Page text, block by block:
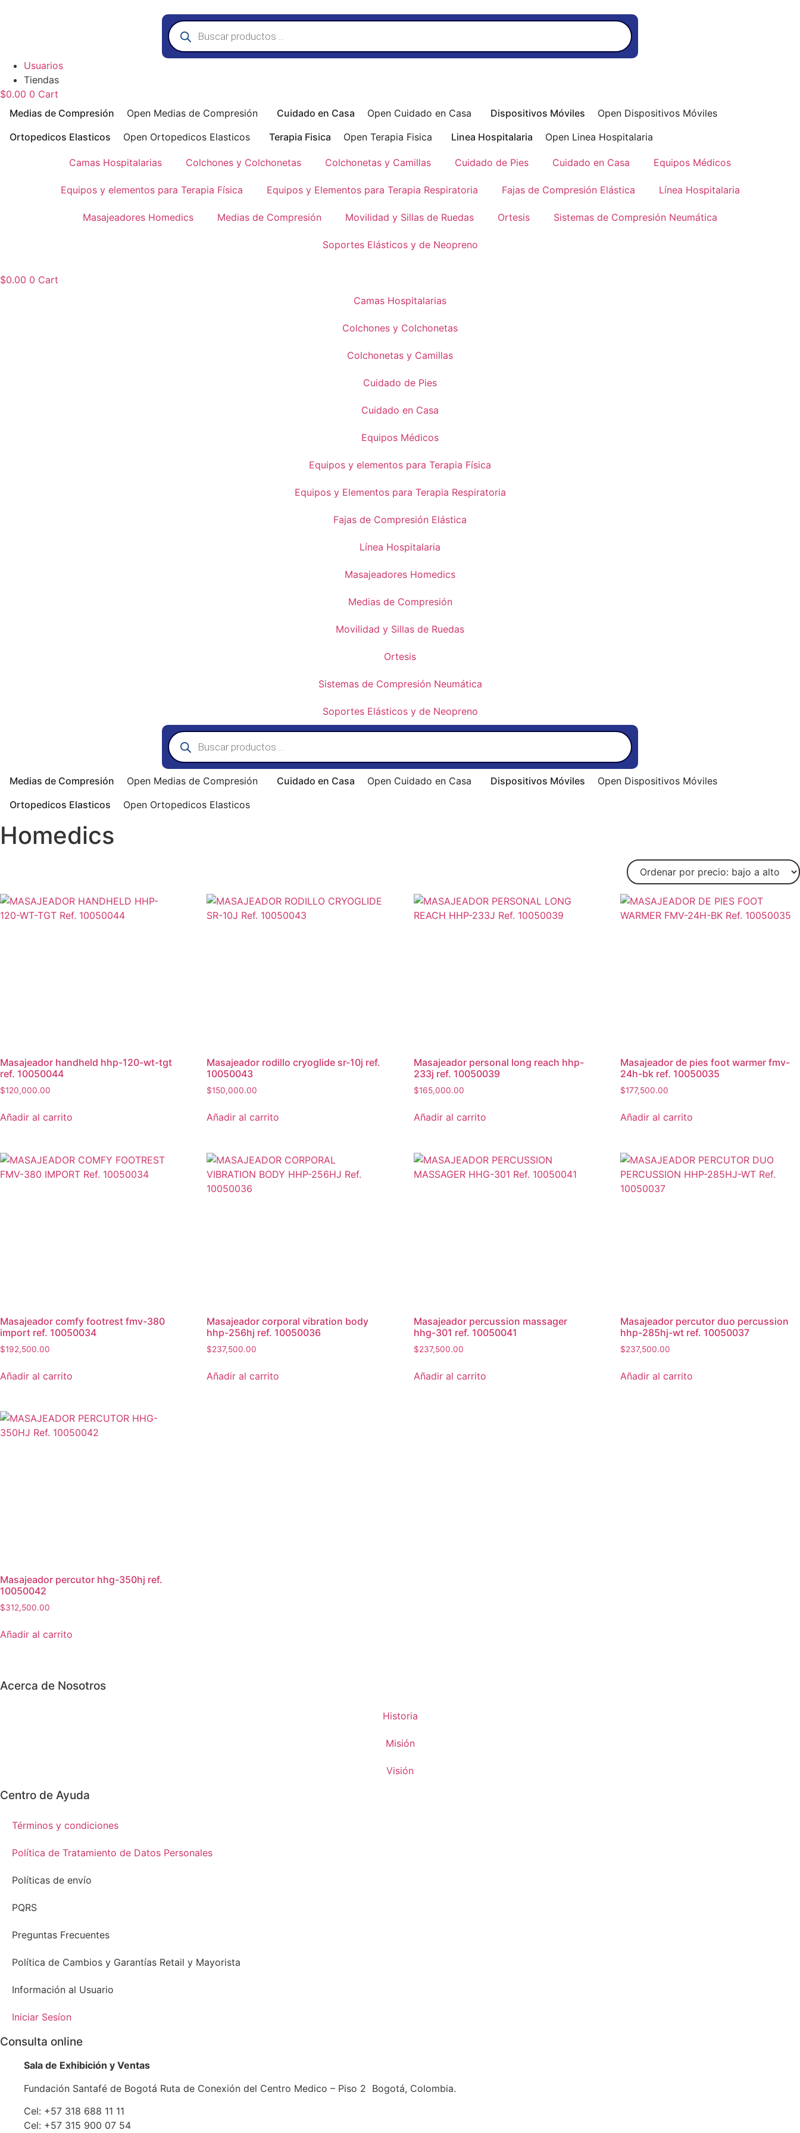
Búsqueda
de
productos
Usuarios
Tiendas
$0.00 0 Cart
Medias de Compresión
Open Medias de Compresión Cuidado en Casa Open Cuidado en Casa Dispositivos Móviles
Open Dispositivos Móviles
Ortopedicos Elasticos
Open Ortopedicos Elasticos Terapia Fisica Open Terapia Fisica Linea Hospitalaria Open Linea Hospitalaria
Camas Hospitalarias Colchones y Colchonetas Colchonetas y Camillas Cuidado de Pies Cuidado en Casa Equipos Médicos
Equipos y elementos para Terapia Física Equipos y Elementos para Terapia Respiratoria Fajas de Compresión Elástica Línea Hospitalaria
Masajeadores Homedics Medias de Compresión Movilidad y Sillas de Ruedas Ortesis Sistemas de Compresión Neumática
Soportes Elásticos y de Neopreno
$0.00 0 Cart
Camas Hospitalarias
Colchones y Colchonetas
Colchonetas y Camillas
Cuidado de Pies
Cuidado en Casa
Equipos Médicos
Equipos y elementos para Terapia Física
Equipos y Elementos para Terapia Respiratoria
Fajas de Compresión Elástica
Línea Hospitalaria
Masajeadores Homedics
Medias de Compresión
Movilidad y Sillas de Ruedas
Ortesis
Sistemas de Compresión Neumática
Soportes Elásticos y de Neopreno
Búsqueda
de
productos
Medias de Compresión Open Medias de Compresión Cuidado en Casa Open Cuidado en Casa Dispositivos Móviles
Open Dispositivos Móviles
Ortopedicos Elasticos
Open Ortopedicos Elasticos
Homedics
masajeador handheld hhp-120-wt-tgt
ref. 10050044
$120,000.00
Añadir al carrito
masajeador rodillo cryoglide sr-10j ref.
10050043
$150,000.00
Añadir al carrito
masajeador personal long reach hhp-
233j ref. 10050039
$165,000.00
Añadir al carrito
masajeador de pies foot warmer fmv-
24h-bk ref. 10050035
$177,500.00
Añadir al carrito
masajeador comfy footrest fmv-380
import ref. 10050034
$192,500.00
Añadir al carrito
masajeador corporal vibration body
hhp-256hj ref. 10050036
$237,500.00
Añadir al carrito
masajeador percussion massager
hhg-301 ref. 10050041
$237,500.00
Añadir al carrito
masajeador percutor duo percussion
hhp-285hj-wt ref. 10050037
$237,500.00
Añadir al carrito
masajeador percutor hhg-350hj ref.
10050042
$312,500.00
Añadir al carrito
Acerca de Nosotros
Historia
Misión
Visión
Centro de Ayuda
Términos y condiciones
Política de Tratamiento de Datos Personales
Políticas de envío
PQRS
Preguntas Frecuentes
Política de Cambios y Garantías Retail y Mayorista
Información al Usuario
Iniciar Sesíon
Consulta online
Sala de Exhibición y Ventas
Fundación Santafé de Bogotá Ruta de Conexión del Centro Medico – Piso 2 Bogotá, Colombia.
Cel: +57 318 688 11 11
Cel: +57 315 900 07 54